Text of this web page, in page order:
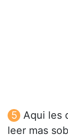
Aqui les
leer mas